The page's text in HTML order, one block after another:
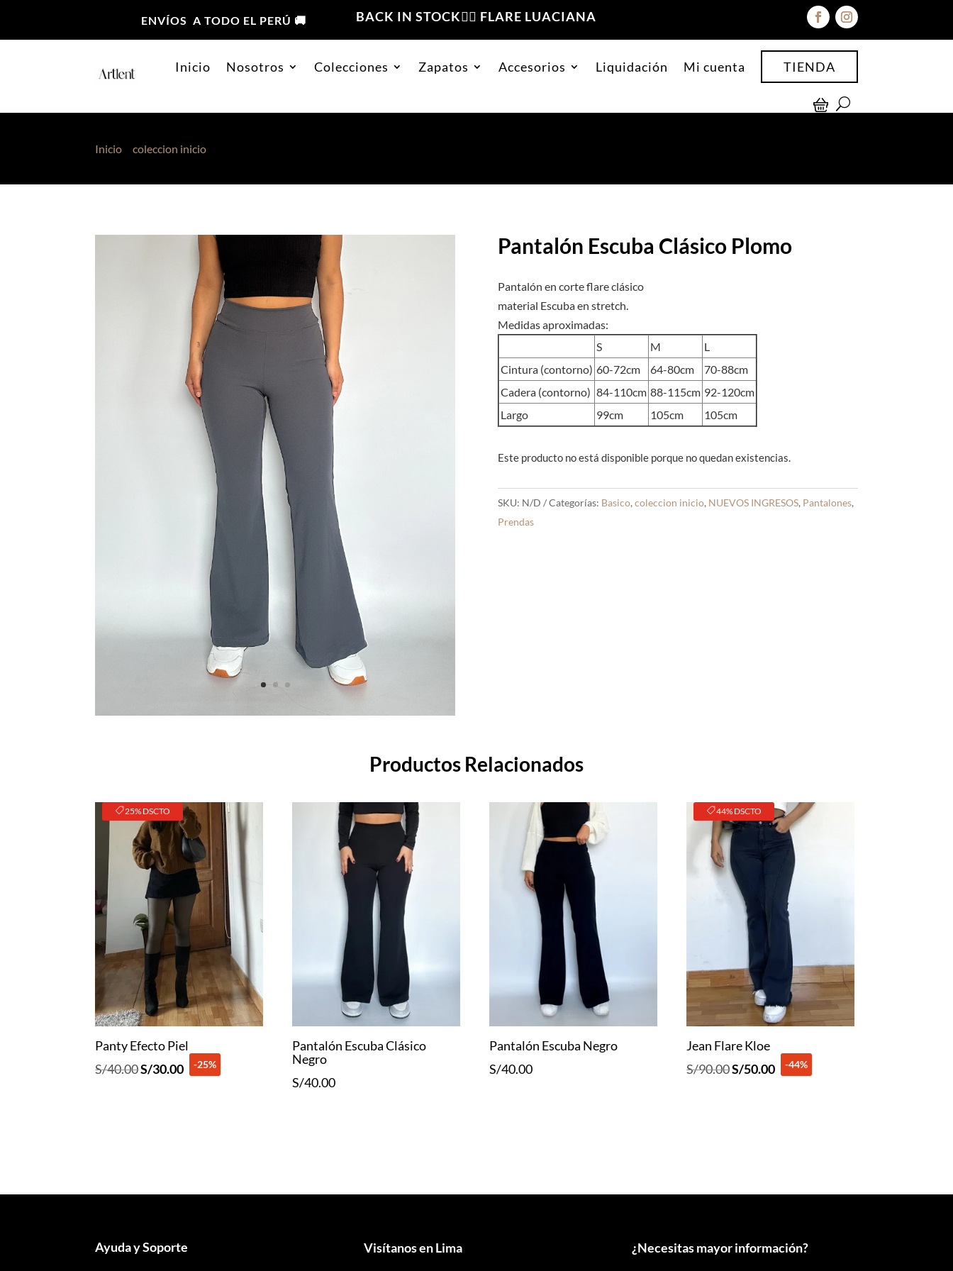
ENVÍOS A TODO EL PERÚ 🚚 BACK IN STOCK❤️‍🔥 FLARE LUACIANA
Inicio Nosotros Colecciones Zapatos Accesorios Liquidación Mi cuenta TIENDA
Inicio >coleccion inicio
Pantalón Escuba Clásico Plomo
Pantalón en corte flare clásico
material Escuba en stretch.
Medidas aproximadas:
S
M
L
Cintura (contorno) 60-72cm 64-80cm
70-88cm
Cadera (contorno) 84-110cm 88-115cm 92-120cm
Largo
99cm 105cm 105cm
Este producto no está disponible porque no quedan existencias.
SKU: N/D Categorías: Basico, coleccion inicio, NUEVOS INGRESOS, Pantalones,
Prendas
Productos Relacionados
25% DSCTO
Panty Efecto Piel
S/40.00El
S/30.00El-25%
Pantalón Escuba Clásico
Negro
S/40.00
Pantalón Escuba Negro
S/40.00
44% DSCTO
Jean Flare Kloe
S/90.00El
S/50.00El-44%
Ayuda y Soporte Visítanos en Lima ¿Necesitas mayor información?